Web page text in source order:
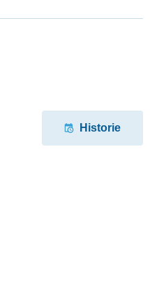
Historie